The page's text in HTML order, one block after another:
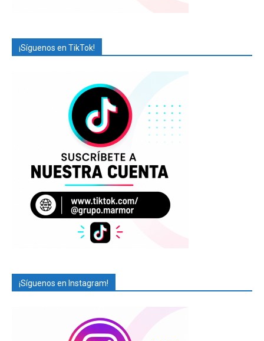
¡Síguenos en TikTok!
¡Síguenos en Instagram!